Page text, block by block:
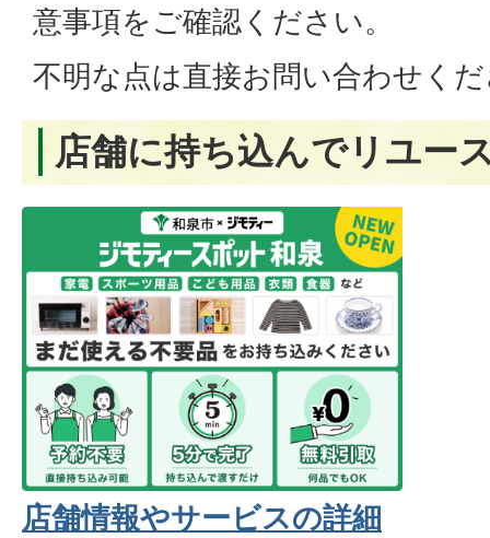
意事項をご確認ください。
不明な点は直接お問い合わせく
店舗に持ち込んでリユー
店舗情報やサービスの詳細